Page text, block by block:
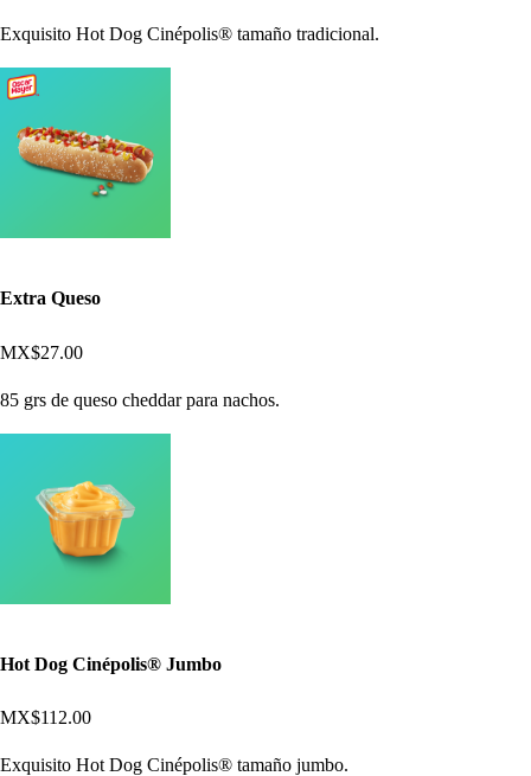
Exquisito Hot Dog Cinépolis® tamaño tradicional.
Extra Queso
MX$27.00
85 grs de queso cheddar para nachos.
Hot Dog Cinépolis® Jumbo
MX$112.00
Exquisito Hot Dog Cinépolis® tamaño jumbo.